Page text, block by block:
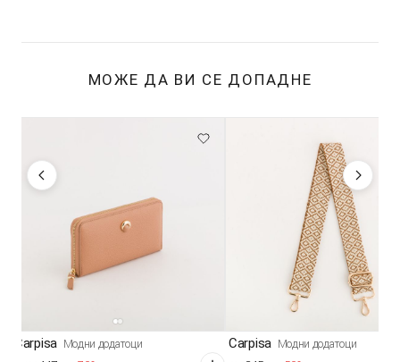
МОЖЕ ДА ВИ СЕ ДОПАДНЕ
Carpisa Модни додатоци Carpisa Модни додатоци